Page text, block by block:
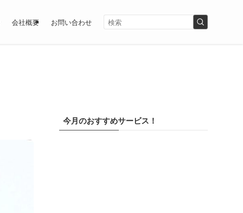
会社概要 お問い合わせ
今月のおすすめサービス！